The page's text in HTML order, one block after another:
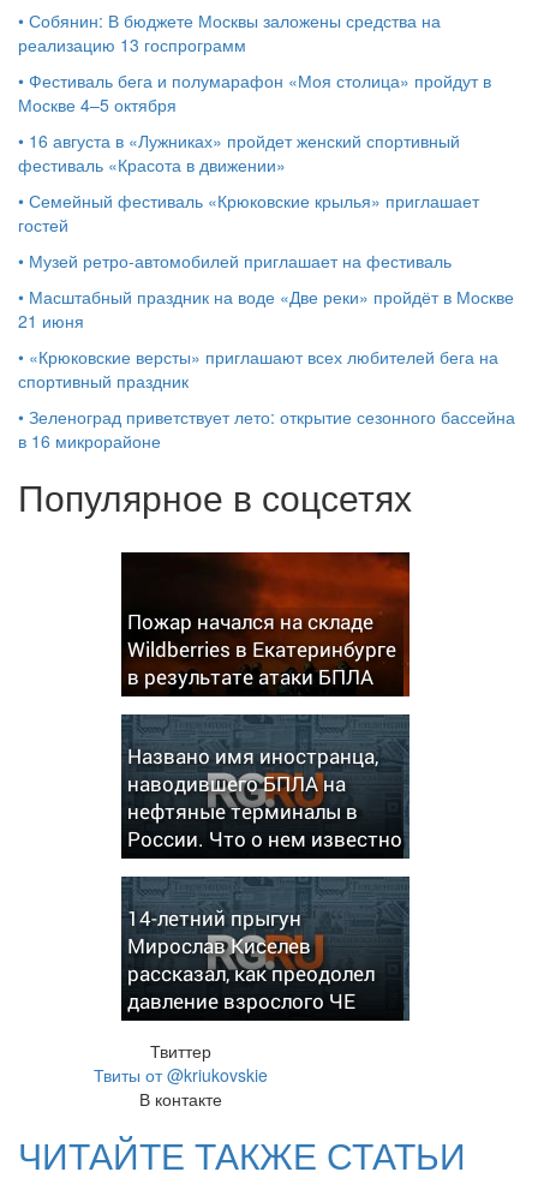
• Собянин: В бюджете Москвы заложены средства на
реализацию 13 госпрограмм
• Фестиваль бега и полумарафон «Моя столица» пройдут в
Москве 4–5 октября
• 16 августа в «Лужниках» пройдет женский спортивный
фестиваль «Красота в движении»
• Семейный фестиваль «Крюковские крылья» приглашает
гостей
• Музей ретро-автомобилей приглашает на фестиваль
• Масштабный праздник на воде «Две реки» пройдёт в Москве
21 июня
• «Крюковские версты» приглашают всех любителей бега на
спортивный праздник
• Зеленоград приветствует лето: открытие сезонного бассейна
в 16 микрорайоне
Популярное в соцсетях
Пожар начался на складе
Wildberries в Екатеринбурге
в результате атаки БПЛА
Названо имя иностранца,
наводившего БПЛА на
нефтяные терминалы в
России. Что о нем известно
14-летний прыгун
Мирослав Киселев
рассказал, как преодолел
давление взрослого ЧЕ
Твиттер
Твиты от @kriukovskie
В контакте
ЧИТАЙТЕ ТАКЖЕ СТАТЬИ